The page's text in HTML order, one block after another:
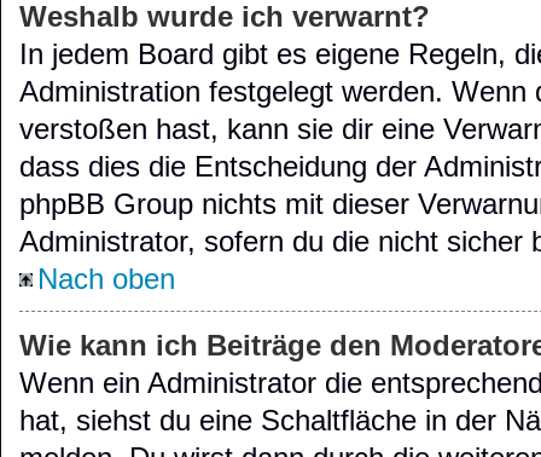
Weshalb wurde ich verwarnt?
In jedem Board gibt es eigene Regeln,
Administration festgelegt werden. Wenn
verstoßen hast, kann sie dir eine
dass dies die Entscheidung der
phpBB Group nichts mit dieser
Administrator, sofern du die nicht sicher
Nach oben
Wie kann ich Beiträge den
Wenn ein Administrator die
hat, siehst du eine Schaltfläche in der